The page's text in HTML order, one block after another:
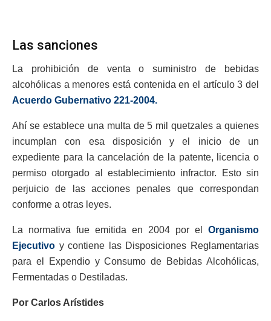
Las sanciones
La prohibición de venta o suministro de bebidas
alcohólicas a menores está contenida en el artículo 3 del
Acuerdo Gubernativo 221-2004.
Ahí se establece una multa de 5 mil quetzales a quienes
incumplan con esa disposición y el inicio de un
expediente para la cancelación de la patente, licencia o
permiso otorgado al establecimiento infractor. Esto sin
perjuicio de las acciones penales que correspondan
conforme a otras leyes.
La normativa fue emitida en 2004 por el Organismo
Ejecutivo y contiene las Disposiciones Reglamentarias
para el Expendio y Consumo de Bebidas Alcohólicas,
Fermentadas o Destiladas.
Por Carlos Arístides